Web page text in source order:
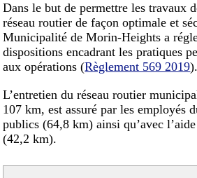
Dans le but de permettre les travaux
réseau routier de façon optimale et
Municipalité de Morin-Heights a
dispositions encadrant les pratiques
aux opérations (Règlement 569 2019).
L’entretien du réseau routier
107 km, est assuré par les employés
publics (64,8 km) ainsi qu’avec
(42,2 km).